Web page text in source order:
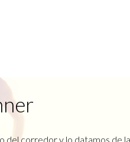
del corredor y lo datamos de